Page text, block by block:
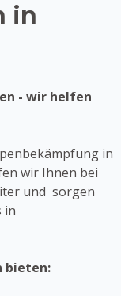
in
- wir helfen
in
wir Ihnen bei
und sorgen
in
bieten: